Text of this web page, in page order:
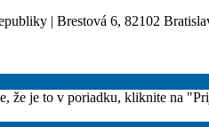
| Brestová 6, 82102
že je to v poriadku, kliknite na